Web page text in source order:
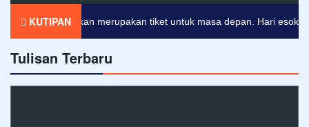
KUTIPAN
Pendidikan merupakan tiket untuk masa depan. Hari esok
Tulisan Terbaru